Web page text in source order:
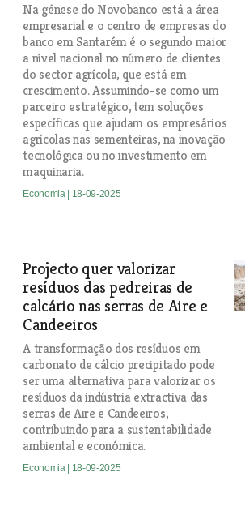
Na génese do Novobanco está a área
empresarial e o centro de empresas do
banco em Santarém é o segundo maior
a nível nacional no número de clientes
do sector agrícola, que está em
crescimento. Assumindo-se como um
parceiro estratégico, tem soluções
específicas que ajudam os empresários
agrícolas nas sementeiras, na inovação
tecnológica ou no investimento em
maquinaria.
Economia | 18-09-2025
Projecto quer valorizar
resíduos das pedreiras de
calcário nas serras de Aire e
Candeeiros
A transformação dos resíduos em
carbonato de cálcio precipitado pode
ser uma alternativa para valorizar os
resíduos da indústria extractiva das
serras de Aire e Candeeiros,
contribuindo para a sustentabilidade
ambiental e económica.
Economia | 18-09-2025